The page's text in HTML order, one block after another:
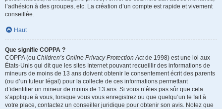
l’adhésion à des groupes, etc. La création d’un compte est rapide et vivement
conseillée.
Haut
Que signifie COPPA ?
COPPA (ou Children’s Online Privacy Protection Actde 1998) est une loi aux
États-Unis qui dit que les sites Internet pouvant recueillir des informations de
mineurs de moins de 13 ans doivent obtenir le consentement écrit des parents
(ou d’un tuteur légal) pour la collecte de ces informations permettant
d’identifier un mineur de moins de 13 ans. Si vous n’êtes pas sûr que cela
s’applique à vous, lorsque vous vous enregistrez ou que quelqu’un le fait à
votre place, contactez un conseiller juridique pour obtenir son avis. Notez que